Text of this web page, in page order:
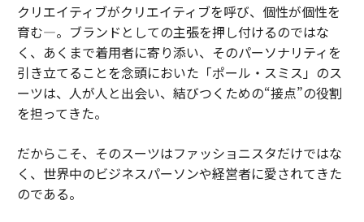
クリエイティブがクリエイティブを呼び、個性が個性を
育む―。ブランドとしての主張を押し付けるのではな
く、あくまで着用者に寄り添い、そのパーソナリティを
引き立てることを念頭においた「ポール・スミス」のス
ーツは、人が人と出会い、結びつくための“接点”の役割
を担ってきた。
だからこそ、そのスーツはファッショニスタだけではな
く、世界中のビジネスパーソンや経営者に愛されてきた
のである。